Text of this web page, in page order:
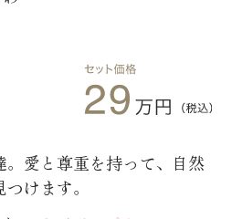
。愛と尊重を持って、自然
けます。